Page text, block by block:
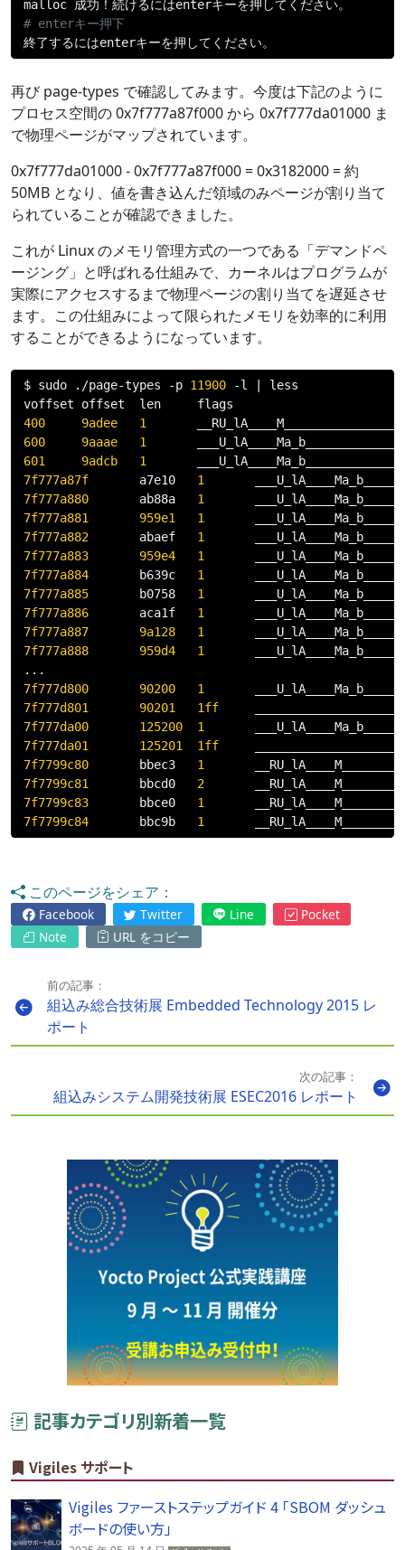
malloc 成功！続けるにはenterキーを押してください。
# enterキー押下
終了するにはenterキーを押してください。
再び page-types で確認してみます。今度は下記のように
プロセス空間の 0x7f777a87f000 から 0x7f777da01000 ま
で物理ページがマップされています。
0x7f777da01000 - 0x7f777a87f000 = 0x3182000 = 約
50MB となり、値を書き込んだ領域のみページが割り当て
られていることが確認できました。
これが Linux のメモリ管理方式の一つである「デマンドペ
ージング」と呼ばれる仕組みで、カーネルはプログラムが
実際にアクセスするまで物理ページの割り当てを遅延させ
ます。この仕組みによって限られたメモリを効率的に利用
することができるようになっています。
$ sudo ./page-types -p 11900 -l
less
400
9adee
1
600
9aaae
1
601
9adcb
1
7f777a87f
       a7e10
1
7f777a880
       ab88a
1
7f777a881
959e1
1
7f777a882
       abaef
1
7f777a883
959e4
1
7f777a884
       b639c
1
7f777a885
       b0758
1
7f777a886
       aca1f
1
7f777a887
9a128
1
7f777a888
959d4
1
...
7f777d800
90200
1
7f777d801
90201
1ff
7f777da00
125200
1
7f777da01
125201 1ff
7f7799c80
       bbec3
1
7f7799c81
       bbcd0
2
7f7799c83
       bbce0
1
7f7799c84
       bbc9b
1
このページをシェア：
Facebook Twitter Line
Pocket
Note
URL をコピー
前の記事：
組込み総合技術展 Embedded Technology 2015 レ
ポート
次の記事：
組込みシステム開発技術展 ESEC2016 レポート
記事カテゴリ別新着一覧
Vigiles サポート
Vigiles ファーストステップガイド 4 「SBOM ダッシュ
ボードの使い方」